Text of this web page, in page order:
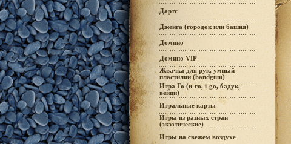
Дартс
Дженга (городок или башня)
Домино
Домино VIP
Жвачка для рук, умный
пластилин (handgum)
Игра Го (и-го, i-go, бадук,
вейци)
Игральные карты
Игры из разных стран
(экзотические)
Игры на свежем воздухе